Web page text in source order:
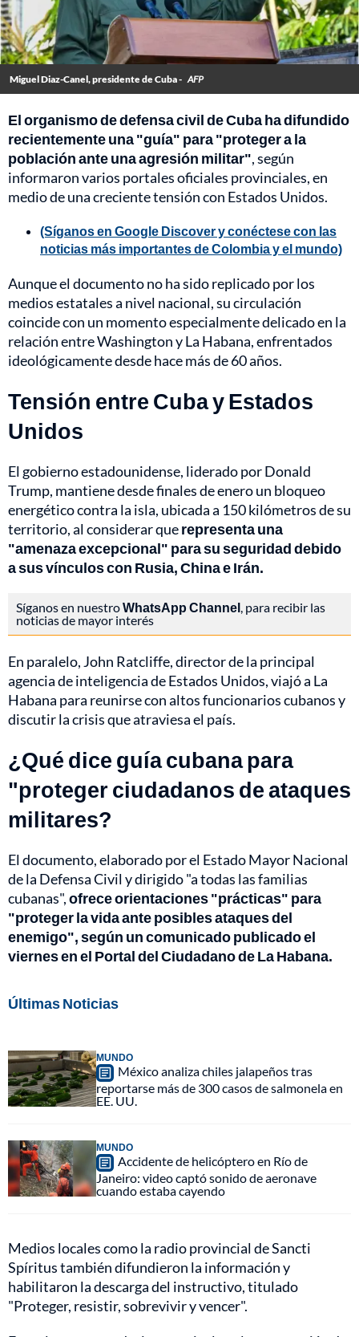
Miguel Diaz-Canel, presidente de Cuba - AFP
El organismo de defensa civil de Cuba ha difundido
recientemente una "guía" para "proteger a la
población ante una agresión militar", según
informaron varios portales oficiales provinciales, en
medio de una creciente tensión con Estados Unidos.
(Síganos en Google Discover y conéctese con las
noticias más importantes de Colombia y el mundo)
Aunque el documento no ha sido replicado por los
medios estatales a nivel nacional, su circulación
coincide con un momento especialmente delicado en la
relación entre Washington y La Habana, enfrentados
ideológicamente desde hace más de 60 años.
Tensión entre Cuba y Estados
Unidos
El gobierno estadounidense, liderado por Donald
Trump, mantiene desde finales de enero un bloqueo
energético contra la isla, ubicada a 150 kilómetros de su
territorio, al considerar querepresenta una
"amenaza excepcional" para su seguridad debido
a sus vínculos con Rusia, China e Irán.
Síganos en nuestroWhatsApp Channel, para recibir las
noticias de mayor interés
En paralelo, John Ratcliffe, director de la principal
agencia de inteligencia de Estados Unidos, viajó a La
Habana para reunirse con altos funcionarios cubanos y
discutir la crisis que atraviesa el país.
¿Qué dice guía cubana para
"proteger ciudadanos de ataques
militares?
El documento, elaborado por el Estado Mayor Nacional
de la Defensa Civil y dirigido "a todas las familias
cubanas",ofrece orientaciones "prácticas" para
"proteger la vida ante posibles ataques del
enemigo", según un comunicado publicado el
viernes en el Portal del Ciudadano de La Habana.
Últimas Noticias
MUNDO
México analiza chiles jalapeños tras
reportarse más de 300 casos de salmonela en
EE. UU.
MUNDO
Accidente de helicóptero en Río de
Janeiro: video captó sonido de aeronave
cuando estaba cayendo
Medios locales como la radio provincial de Sancti
Spíritus también difundieron la información y
habilitaron la descarga del instructivo, titulado
"Proteger, resistir, sobrevivir y vencer".